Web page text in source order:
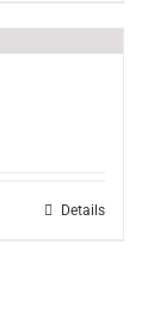
Details